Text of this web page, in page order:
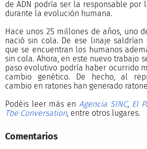
de ADN podría ser la responsable por
durante la evolución humana.
Hace unos 25 millones de años, uno
nació sin cola. De ese linaje saldrían
que se encuentran los humanos
sin cola. Ahora, en este nuevo trabajo
paso evolutivo podría haber ocurrido
cambio genético. De hecho, al
cambio en ratones han generado
Podéis leer más en Agencia SINC, El
Tbe Conversation, entre otros lugares.
Comentarios